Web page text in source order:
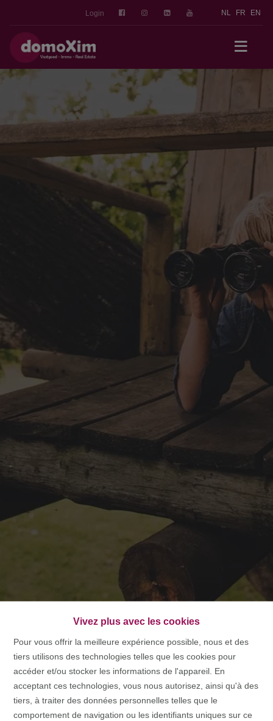
Vivez plus avec les cookies
Pour vous offrir la meilleure expérience possible, nous et des
tiers utilisons des technologies telles que les cookies pour
accéder et/ou stocker les informations de l'appareil. En
acceptant ces technologies, vous nous autorisez, ainsi qu'à des
tiers, à traiter des données personnelles telles que le
comportement de navigation ou les identifiants uniques sur ce
Login NL FR EN
ACCUEIL
ACCUEIL
Chercher